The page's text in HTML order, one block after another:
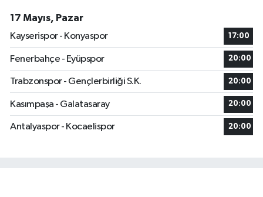
17 Mayıs, Pazar
Kayserispor - Konyaspor
17:00
Fenerbahçe - Eyüpspor 20:00
Trabzonspor - Gençlerbirliği S.K. 20:00
Kasımpaşa - Galatasaray 20:00
Antalyaspor - Kocaelispor 20:00